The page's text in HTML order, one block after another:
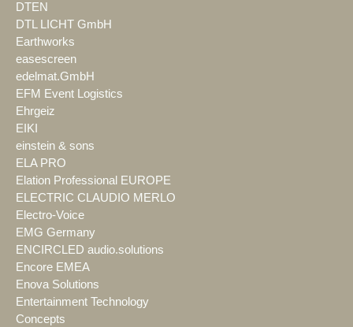
DTEN
DTL LICHT GmbH
Earthworks
easescreen
edelmat.GmbH
EFM Event Logistics
Ehrgeiz
EIKI
einstein & sons
ELA PRO
Elation Professional EUROPE
ELECTRIC CLAUDIO MERLO
Electro-Voice
EMG Germany
ENCIRCLED audio.solutions
Encore EMEA
Enova Solutions
Entertainment Technology
Concepts